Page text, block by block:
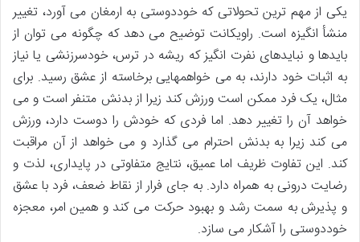
یکی از مهم ترین تحولاتی که خوددوستی به ارمغان می آورد، تغییر
منشأ انگیزه است. راویکانت توضیح می دهد که چگونه می توان از
بایدها و نبایدهای نفرت انگیز که ریشه در ترس، خودسرزنشی یا نیاز
به اثبات خود دارند، به می خواهمهایی برخاسته از عشق رسید. برای
مثال، یک فرد ممکن است ورزش کند زیرا از بدنش متنفر است و می
خواهد آن را تغییر دهد. اما فردی که خودش را دوست دارد، ورزش
می کند زیرا به بدنش احترام می گذارد و می خواهد از آن مراقبت
کند. این تفاوت ظریف اما عمیق، نتایج متفاوتی در پایداری، لذت و
رضایت درونی به همراه دارد. به جای فرار از نقاط ضعف، فرد با عشق
و پذیرش به سمت رشد و بهبود حرکت می کند و همین امر، معجزه
خوددوستی را آشکار می سازد.